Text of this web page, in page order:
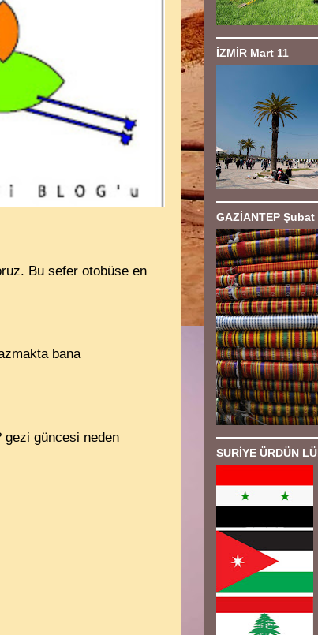
Bu sefer otobüse en
bana
gezi güncesi neden
İZMİR Mart 11
GAZİANTEP Şubat
SURİYE ÜRDÜN